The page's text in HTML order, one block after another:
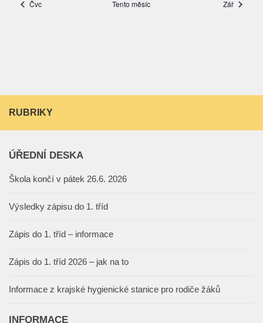
RUBRIKY
ÚŘEDNÍ DESKA
Škola končí v pátek 26.6. 2026
Výsledky zápisu do 1. tříd
Zápis do 1. tříd – informace
Zápis do 1. tříd 2026 – jak na to
Informace z krajské hygienické stanice pro rodiče žáků
INFORMACE